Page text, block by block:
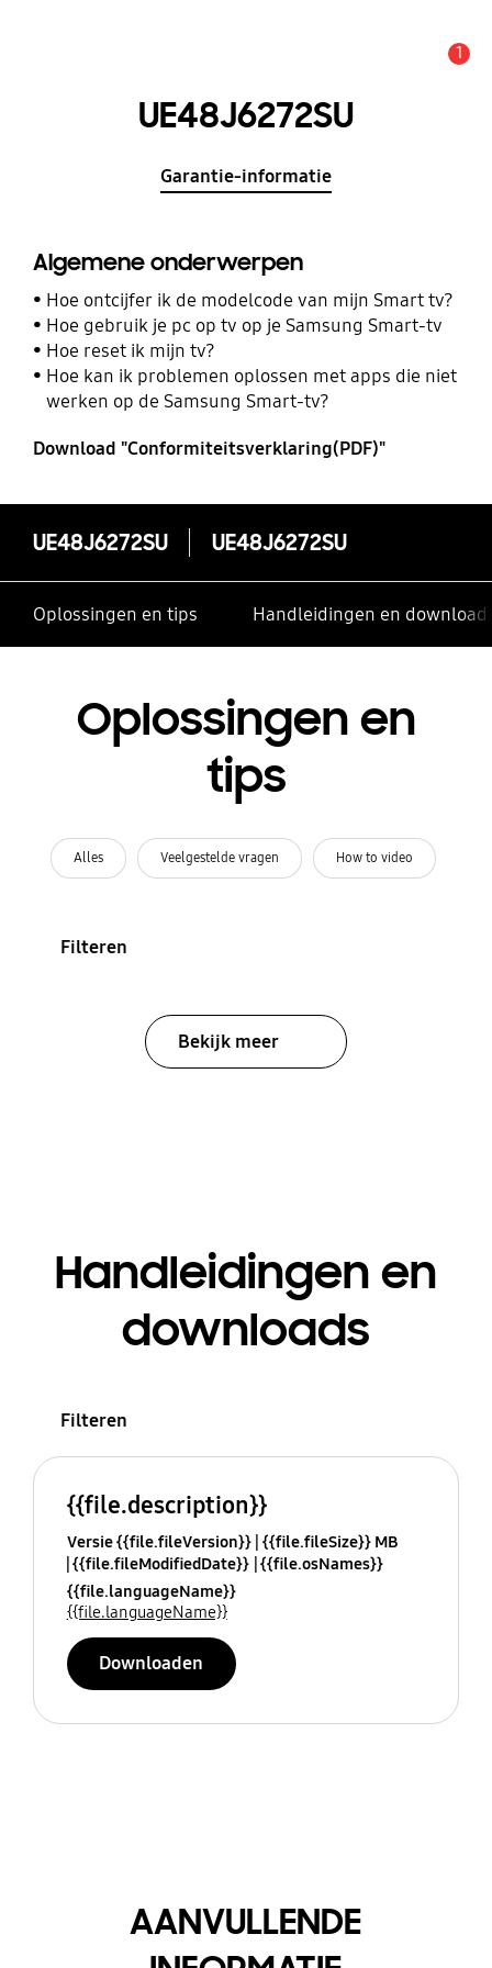
1
UE48J6272SU
Garantie-informatie
Algemene onderwerpen
Hoe ontcijfer ik de modelcode van mijn Smart tv?
Hoe gebruik je pc op tv op je Samsung Smart-tv
Hoe reset ik mijn tv?
Hoe kan ik problemen oplossen met apps die niet
werken op de Samsung Smart-tv?
Download "Conformiteitsverklaring(PDF)"
UE48J6272SU UE48J6272SU
Oplossingen en tips Handleidingen en
Oplossingen en
tips
Alles Veelgestelde vragen How to video
Filteren
Bekijk meer
Handleidingen en
downloads
Filteren
{{file.description}}
Versie {{file.fileVersion}} {{file.fileSize}} MB
{{file.fileModifiedDate}} {{file.osNames}}
{{file.languageName}}
{{file.languageName}}
Downloaden
AANVULLENDE